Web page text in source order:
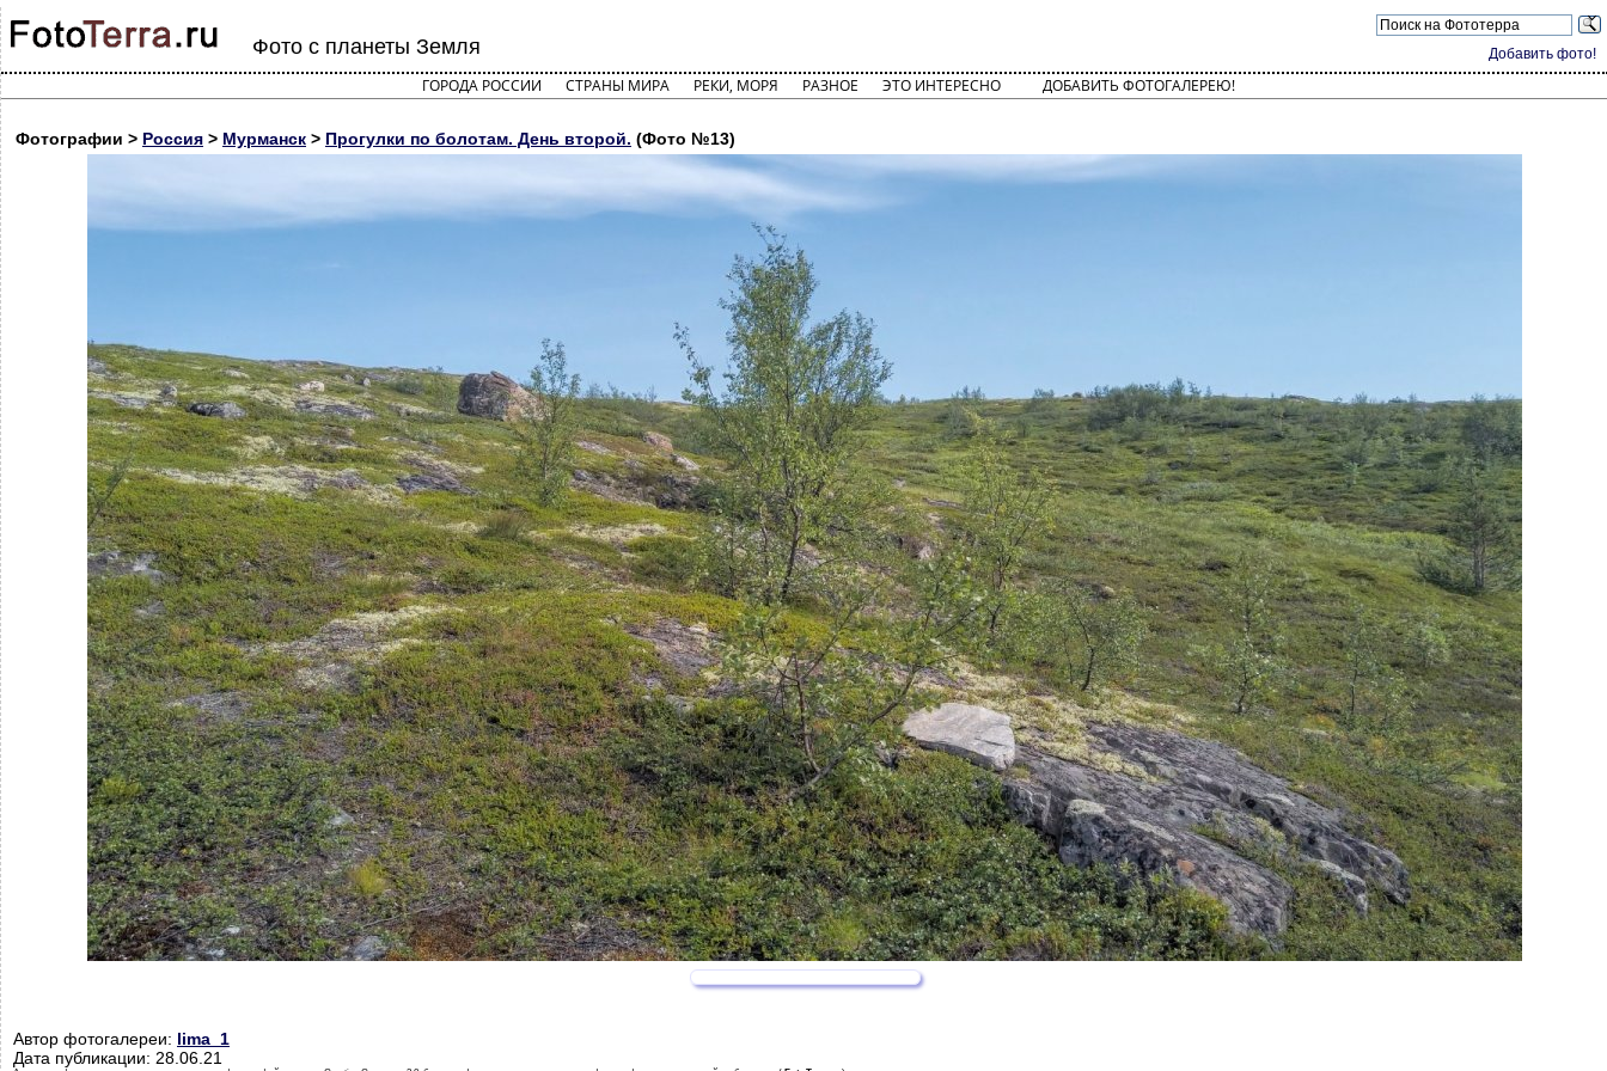
Добавить фото!
Фото с планеты Земля
ГОРОДА РОССИИ СТРАНЫ МИРА РЕКИ, МОРЯ РАЗНОЕ ЭТО ИНТЕРЕСНО ДОБАВИТЬ ФОТОГАЛЕРЕЮ!
Фотографии > Россия > Мурманск > Прогулки по болотам. День второй. (Фото №13)
Автор фотогалереи: lima_1
Дата публикации: 28.06.21